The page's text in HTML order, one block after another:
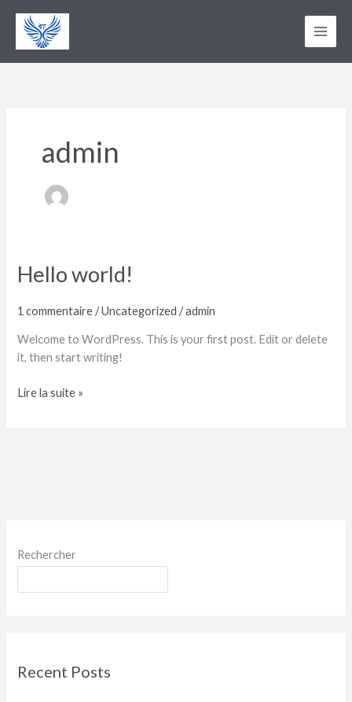
contenu
admin
Hello world!
1 commentaire /Uncategorized /admin
Welcome to WordPress. This is your first post. Edit or delete
it, then start writing!
Hello
Lire la suite »
Rechercher
Recent Posts